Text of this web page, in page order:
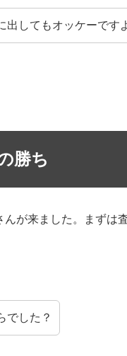
出してもオッケーです
勝ち
んが来ました。まずは
でした？